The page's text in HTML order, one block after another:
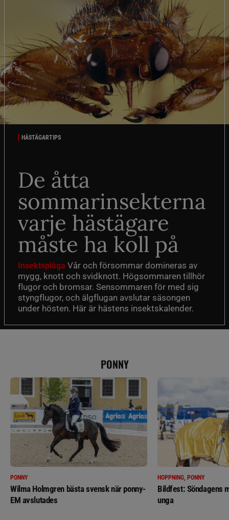
HÄSTÄGARTIPS
De åtta
sommarinsekterna
varje hästägare
måste ha koll på
Insektsplåga Vår och försommar domineras av
mygg, knott och svidknott. Högsommaren tillhör
flugor och bromsar. Sensommaren för med sig
styngflugor, och älgflugan avslutar säsongen
under hösten. Här är hästens insektskalender.
PONNY
PONNY
Wilma Holmgren bästa svensk när ponny-
EM avslutades
HOPPNING, PONNY
Bildfest: Söndagens
unga